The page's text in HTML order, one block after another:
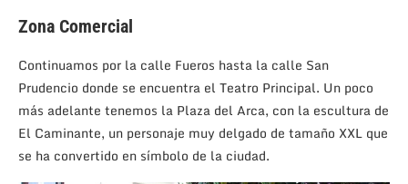
Zona Comercial
Continuamos por la calle Fueros hasta la calle San
Prudencio donde se encuentra el Teatro Principal. Un poco
más adelante tenemos la Plaza del Arca, con la escultura de
El Caminante, un personaje muy delgado de tamaño XXL que
se ha convertido en símbolo de la ciudad.